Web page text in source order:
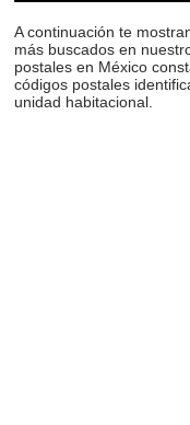
A continuación te
más buscados en
postales en México
códigos postales
unidad habitacional.